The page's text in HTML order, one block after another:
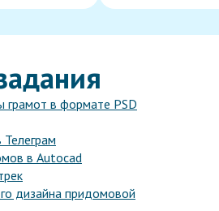
грамот в формате PSD
Телеграм
в Autocad
дизайна придомовой